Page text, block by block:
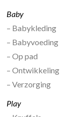
Baby
– Babykleding
– Babyvoeding
– Op pad
– Ontwikkeling
– Verzorging
Play